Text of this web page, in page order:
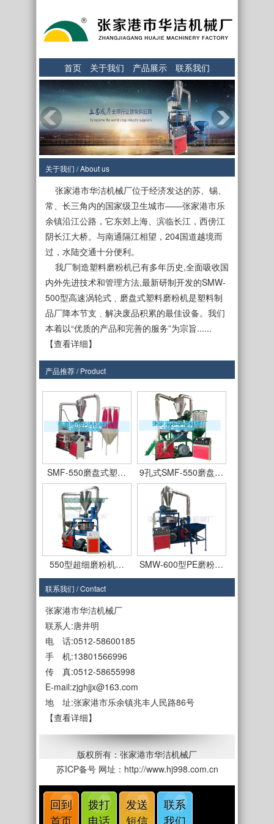
首页 关于我们 产品展示 联系我们
关于我们 / About us
张家港市华洁机械厂位于经济发达的苏、锡、
常、长三角内的国家级卫生城市——张家港市乐
余镇沿江公路，它东郊上海、滨临长江，西傍江
阴长江大桥。与南通隔江相望，204国道越境而
过，水陆交通十分便利。
我厂制造塑料磨粉机已有多年历史,全面吸收国
内外先进技术和管理方法,最新研制开发的SMW-
500型高速涡轮式﹑磨盘式塑料磨粉机是塑料制
品厂降本节支﹑解决废品积累的最佳设备。我们
本着以“优质的产品和完善的服务”为宗旨......
【查看详细】
产品推荐 / Product
SMF-450型 SMF550型立式磨盘…
SMF-550磨盘式塑… 9孔式SMF-550磨盘…
550型超细磨粉机… SMW-600型PE磨粉…
SMF-650型磨盘式…
SMF-450型 SMF550型立式磨盘…
联系我们 / Contact
张家港市华洁机械厂
联系人:唐井明
电 话:0512-58600185
手 机:13801566996
传 真:0512-58655998
E-mail:zjghjjx@163.com
地 址:张家港市乐余镇兆丰人民路86号
【查看详细】
版权所有：张家港市华洁机械厂
苏ICP备号网址：http://www.hj998.com.cn
回到
首页
拨打
电话
发送
短信
联系
我们